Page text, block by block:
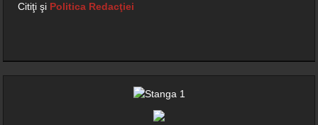
Citiţi şi Politica Redacţiei